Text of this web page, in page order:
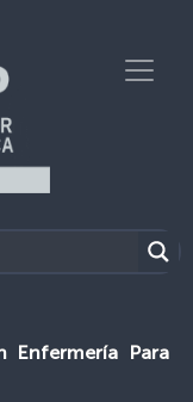
Enfermería Para